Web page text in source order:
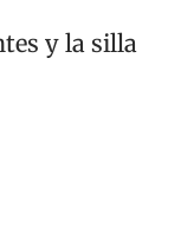
y la silla